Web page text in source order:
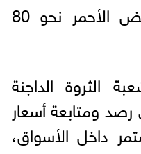
وسجل سعر كرتونة البيض الأحمر نحو 80
الثروة الداجنة
رصد ومتابعة أسعار
داخل الأسواق،